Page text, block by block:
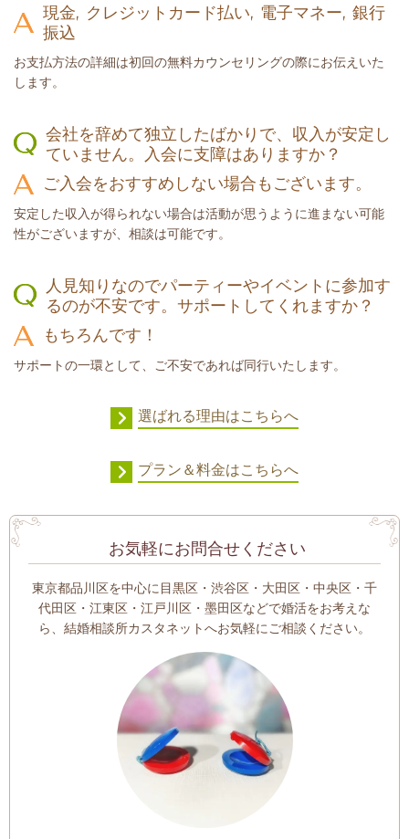
現金, クレジットカード払い, 電子マネー, 銀行
振込
お支払方法の詳細は初回の無料カウンセリングの際にお伝えいた
します。
会社を辞めて独立したばかりで、収入が安定し
ていません。入会に支障はありますか？
ご入会をおすすめしない場合もございます。
安定した収入が得られない場合は活動が思うように進まない可能
性がございますが、相談は可能です。
人見知りなのでパーティーやイベントに参加す
るのが不安です。サポートしてくれますか？
もちろんです！
サポートの一環として、ご不安であれば同行いたします。
選ばれる理由はこちらへ
プラン＆料金はこちらへ
お気軽にお問合せください
東京都品川区を中心に目黒区・渋谷区・大田区・中央区・千
代田区・江東区・江戸川区・墨田区などで婚活をお考えな
ら、結婚相談所カスタネットへお気軽にご相談ください。